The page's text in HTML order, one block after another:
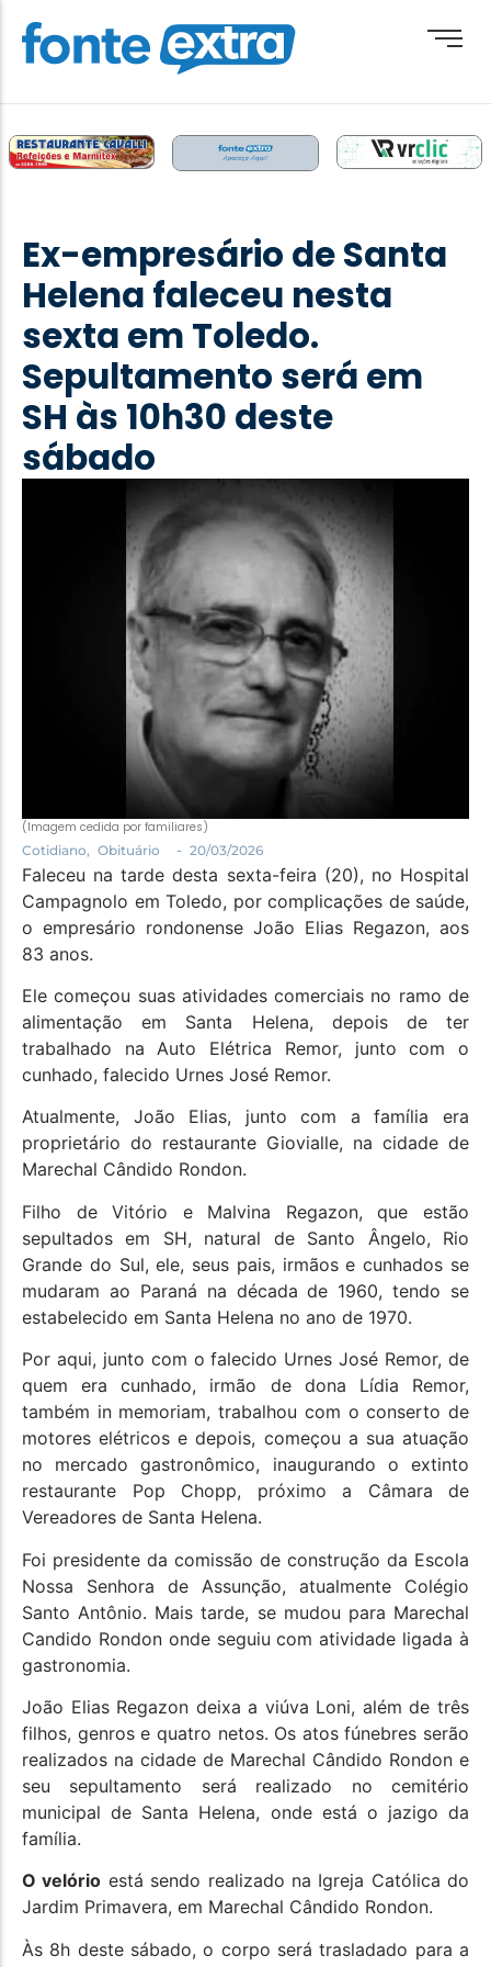
Destaque
Esporte
Geral
Obituário
Paraguai
Paraná
Santa Helena e Região
Saúde e Bem-Estar
Ex-empresário de Santa
Helena faleceu nesta
sexta em Toledo.
Sepultamento será em
SH às 10h30 deste
sábado
(Imagem cedida por familiares)
Cotidiano, Obituário - 20/03/2026
Faleceu na tarde desta sexta-feira (20), no Hospital
Campagnolo em Toledo, por complicações de saúde,
o empresário rondonense João Elias Regazon, aos
83 anos.
Ele começou suas atividades comerciais no ramo de
alimentação em Santa Helena, depois de ter
trabalhado na Auto Elétrica Remor, junto com o
cunhado, falecido Urnes José Remor.
Atualmente, João Elias, junto com a família era
proprietário do restaurante Giovialle, na cidade de
Marechal Cândido Rondon.
Filho de Vitório e Malvina Regazon, que estão
sepultados em SH, natural de Santo Ângelo, Rio
Grande do Sul, ele, seus pais, irmãos e cunhados se
mudaram ao Paraná na década de 1960, tendo se
estabelecido em Santa Helena no ano de 1970.
Por aqui, junto com o falecido Urnes José Remor, de
quem era cunhado, irmão de dona Lídia Remor,
também in memoriam, trabalhou com o conserto de
motores elétricos e depois, começou a sua atuação
no mercado gastronômico, inaugurando o extinto
restaurante Pop Chopp, próximo a Câmara de
Vereadores de Santa Helena.
Foi presidente da comissão de construção da Escola
Nossa Senhora de Assunção, atualmente Colégio
Santo Antônio. Mais tarde, se mudou para Marechal
Candido Rondon onde seguiu com atividade ligada à
gastronomia.
João Elias Regazon deixa a viúva Loni, além de três
filhos, genros e quatro netos. Os atos fúnebres serão
realizados na cidade de Marechal Cândido Rondon e
seu sepultamento será realizado no cemitério
municipal de Santa Helena, onde está o jazigo da
família.
O velório está sendo realizado na Igreja Católica do
Jardim Primavera, em Marechal Cândido Rondon.
Às 8h deste sábado, o corpo será trasladado para a